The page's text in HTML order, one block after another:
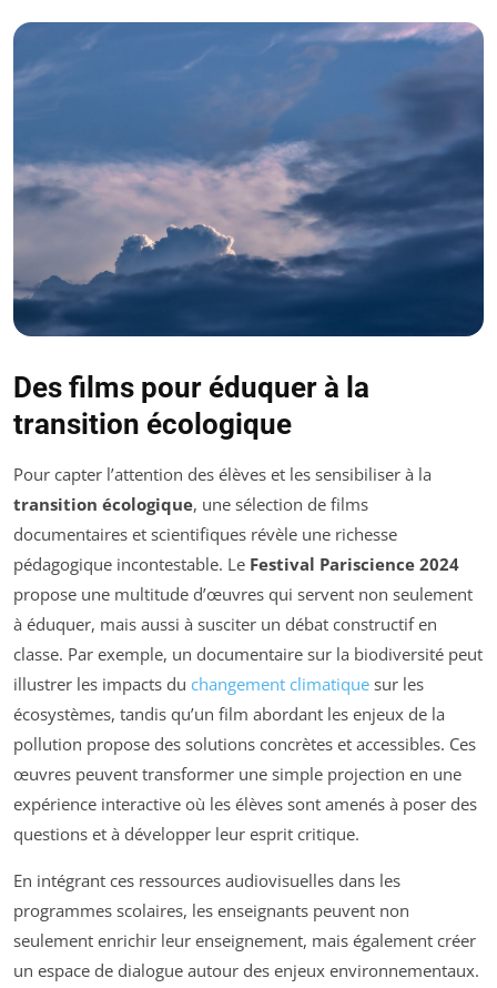
Des films pour éduquer à la
transition écologique
Pour capter l’attention des élèves et les sensibiliser à la
transition écologique, une sélection de films
documentaires et scientifiques révèle une richesse
pédagogique incontestable. Le Festival Pariscience 2024
propose une multitude d’œuvres qui servent non seulement
à éduquer, mais aussi à susciter un débat constructif en
classe. Par exemple, un documentaire sur la biodiversité peut
illustrer les impacts du changement climatique sur les
écosystèmes, tandis qu’un film abordant les enjeux de la
pollution propose des solutions concrètes et accessibles. Ces
œuvres peuvent transformer une simple projection en une
expérience interactive où les élèves sont amenés à poser des
questions et à développer leur esprit critique.
En intégrant ces ressources audiovisuelles dans les
programmes scolaires, les enseignants peuvent non
seulement enrichir leur enseignement, mais également créer
un espace de dialogue autour des enjeux environnementaux.